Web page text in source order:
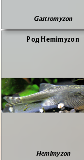
Gastromyzon
Род Hemimyzon
Hemimyzon